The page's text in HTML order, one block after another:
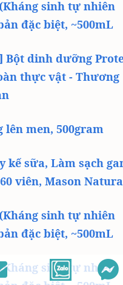
sinh tự nhiên
đặc biệt, ~500mL
Bột dinh dưỡng
thực vật - Thương
lên men, 500gram
kế sữa, Làm sạch
viên, Mason
sinh tự nhiên
đặc biệt, ~500mL
sinh tự nhiên